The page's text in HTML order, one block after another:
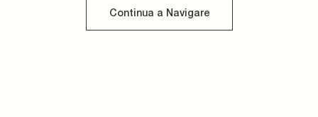
Continua a Navigare